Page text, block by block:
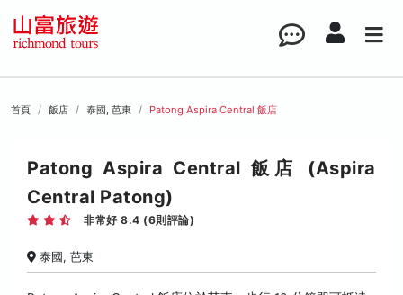
首頁 飯店 泰國, 芭東 Patong Aspira Central 飯店
Patong Aspira Central 飯店 (Aspira
Central Patong)
非常好 8.4 (6則評論)
泰國, 芭東